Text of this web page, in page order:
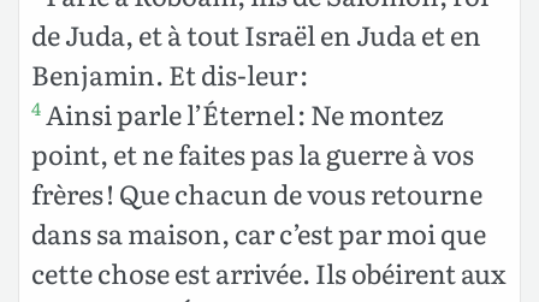
de Juda, et à tout Israël en Juda et en
Benjamin. Et dis-leur :
4Ainsi parle l’Éternel : Ne montez
point, et ne faites pas la guerre à vos
frères ! Que chacun de vous retourne
dans sa maison, car c’est par moi que
cette chose est arrivée. Ils obéirent aux